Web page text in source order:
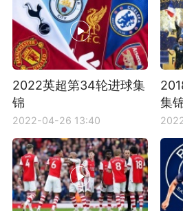
2022英超第34轮进球集
锦
2022-04-26 13:40
集